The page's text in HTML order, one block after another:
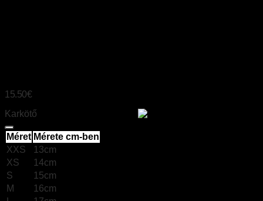
15.50€
Karkötő
Méret Mérete cm-ben
XXS
13cm
XS
14cm
S
15cm
M
16cm